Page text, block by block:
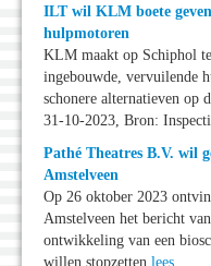
ILT wil KLM boete
hulpmotoren
KLM maakt op Schiphol
ingebouwde, vervuilende
schonere alternatieven op
31-10-2023, Bron:
Pathé Theatres B.V. wil
Amstelveen
Op 26 oktober 2023
Amstelveen het bericht
ontwikkeling van een
willen stopzetten lees